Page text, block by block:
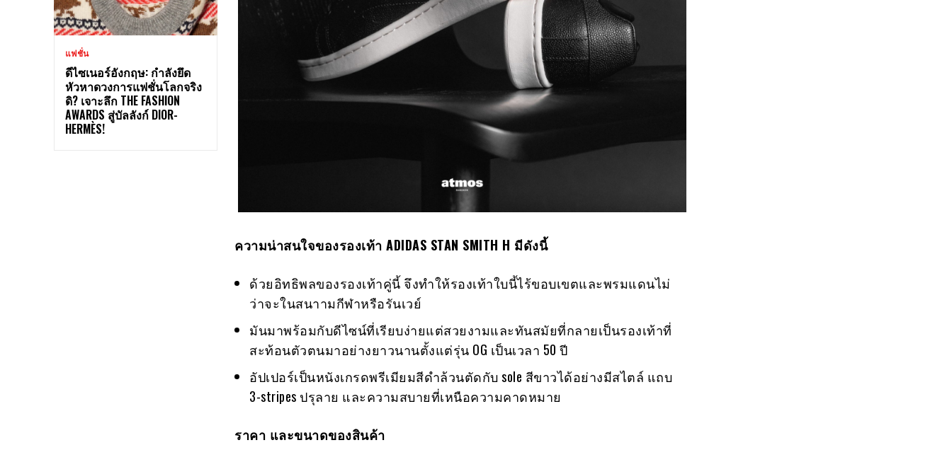
แฟชั่น
ดีไซเนอร์อังกฤษ: กำลังยึด
หัวหาดวงการแฟชั่นโลกจริง
ดิ? เจาะลึก THE FASHION
AWARDS สู่บัลลังก์ DIOR-
HERMÈS!
ความน่าสนใจของรองเท้าADIDAS STAN SMITH H มีดังนี้
ด้วยอิทธิพลของรองเท้าคู่นี้ จึงทำให้รองเท้าใบนี้ไร้ขอบเขตและพรมแดนไม่
ว่าจะในสนาามกีฬาหรือรันเวย์
มันมาพร้อมกับดีไซน์ที่เรียบง่ายแต่สวยงามและทันสมัยที่กลายเป็นรองเท้าที่
สะท้อนตัวตนมาอย่างยาวนานตั้งแต่รุ่น OG เป็นเวลา 50 ปี
อัปเปอร์เป็นหนังเกรดพรีเมียมสีดำล้วนตัดกับ sole สีขาวได้อย่างมีสไตล์ แถบ
3-stripes ปรุลาย และความสบายที่เหนือความคาดหมาย
ราคา และขนาดของสินค้า